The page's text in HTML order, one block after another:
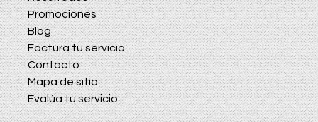
Promociones
Blog
Factura tu servicio
Contacto
Mapa de sitio
Evalúa tu servicio